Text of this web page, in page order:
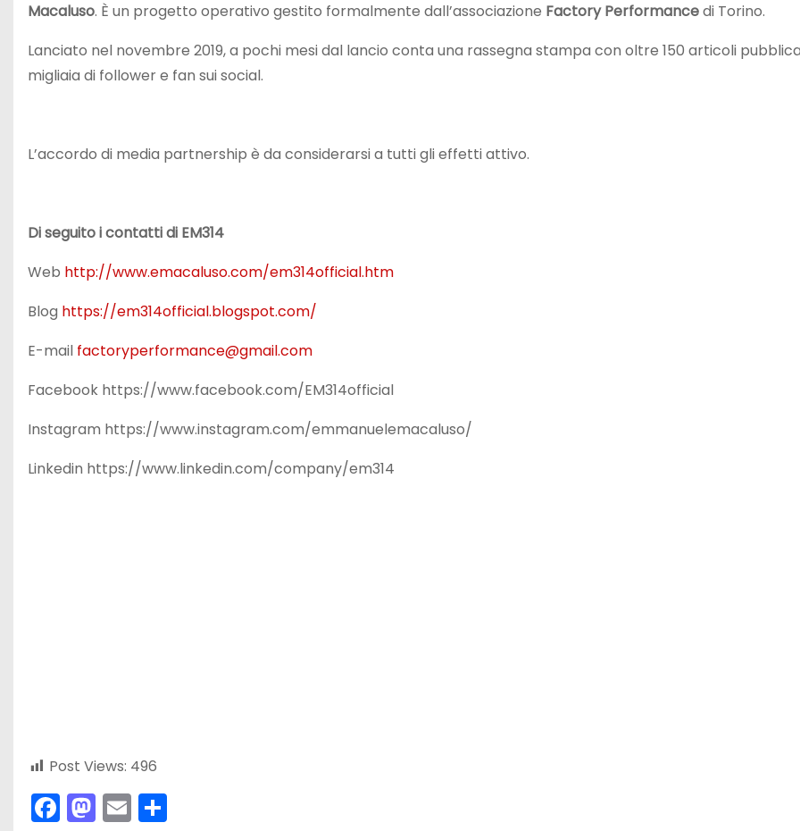
Macaluso. È un progetto operativo gestito formalmente dall’associazione Factory Performancedi Torino.
Lanciato nel novembre 2019, a pochi mesi dal lancio conta una rassegna stampa con oltre 150 articoli
migliaia di follower e fan sui social.
L’accordo di media partnership è da considerarsi a tutti gli effetti attivo.
Di seguito i contatti di EM314
Web http://www.emacaluso.com/em314official.htm
Blog https://em314official.blogspot.com/
E-mail factoryperformance@gmail.com
Facebook https://www.facebook.com/EM314official
Instagram https://www.instagram.com/emmanuelemacaluso/
Linkedin https://www.linkedin.com/company/em314
Post Views: 496
F M E